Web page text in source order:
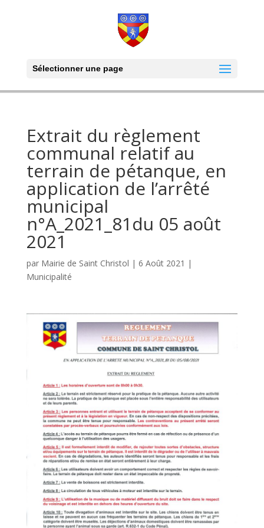
Sélectionner une page
Extrait du règlement
communal relatif au
terrain de pétanque, en
application de l’arrêté
municipal
n°A_2021_81du 05 août
2021
par Mairie de Saint Christol | 6 Août 2021 |
Municipalité